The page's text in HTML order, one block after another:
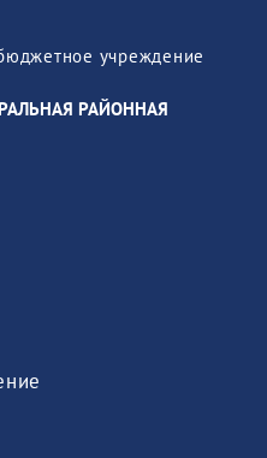
учреждение
РАЙОННАЯ